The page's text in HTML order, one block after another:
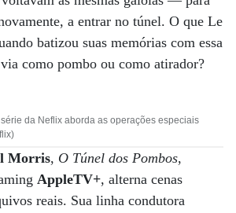
a entrar no túnel. O que Le
batizou suas memórias com essa
como pombo ou como atirador?
série da Neflix aborda as operações especiais
Morris, O Túnel dos Pombos,
AppleTV+, alterna cenas
reais. Sua linha condutora